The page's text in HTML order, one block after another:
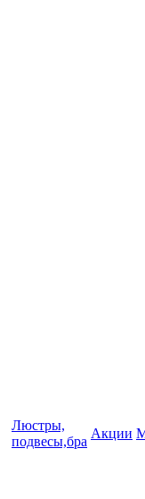
Люстры,
подвесы,бра
Акции